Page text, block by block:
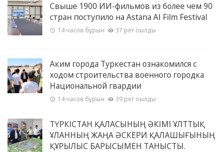
Свыше 1900 ИИ-фильмов из более чем 90
стран поступило на Astana AI Film Festival
14 часов бұрын 37 рет оқылды
Аким города Туркестан ознакомился с
ходом строительства военного городка
Национальной гвардии
14 часов бұрын 39 рет оқылды
ТҮРКІСТАН ҚАЛАСЫНЫҢ ӘКІМІ ҰЛТТЫҚ
ҰЛАННЫҢ ЖАҢА ӘСКЕРИ ҚАЛАШЫҒЫНЫҢ
ҚҰРЫЛЫС БАРЫСЫМЕН ТАНЫСТЫ.